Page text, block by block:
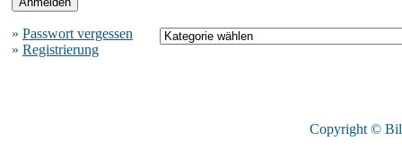
» Passwort vergessen
» Registrierung
Copyright ©